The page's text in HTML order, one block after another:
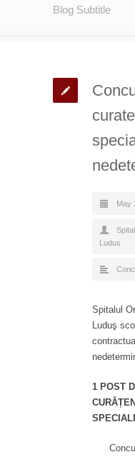
Blog Subtitle
May
Ludus
Spitalul
Luduş
1 POST